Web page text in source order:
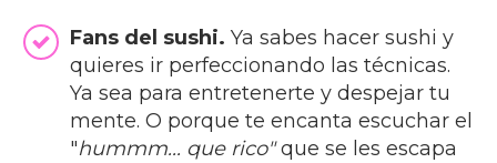
Fans del sushi. Ya sabes hacer sushi y
quieres ir perfeccionando las técnicas.
Ya sea para entretenerte y despejar tu
mente. O porque te encanta escuchar el
"hummm... que rico"que se les escapa